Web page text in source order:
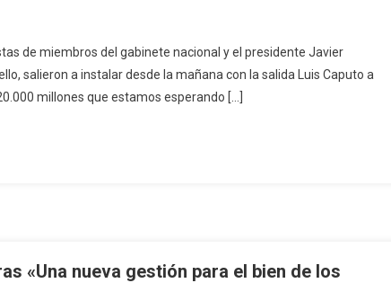
de miembros del gabinete nacional y el presidente Javier
salieron a instalar desde la mañana con la salida Luis Caputo a
millones que estamos esperando […]
«Una nueva gestión para el bien de los